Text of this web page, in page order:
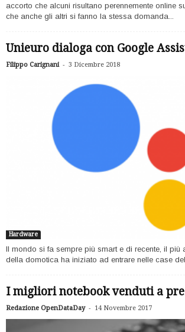
accorto che alcuni risultano perennemente online
che anche gli altri si fanno la stessa domanda...
Unieuro dialoga con Google
Filippo Carignani - 3 Dicembre 2018
Hardware
Il mondo si fa sempre più smart e di recente, il più
della domotica ha iniziato ad entrare nelle case
I migliori notebook venduti a
Redazione OpenDataDay - 14 Novembre 2017